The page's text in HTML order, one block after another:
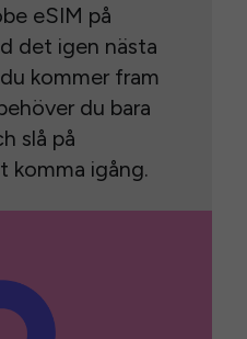
eSIM på
det igen nästa
kommer fram
du bara
slå på
komma igång.